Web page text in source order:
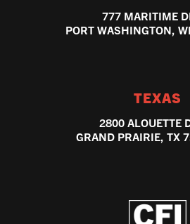
777 MARITIME
PORT WASHINGTON,
TEXAS
2800 ALOUETTE
GRAND PRAIRIE, TX